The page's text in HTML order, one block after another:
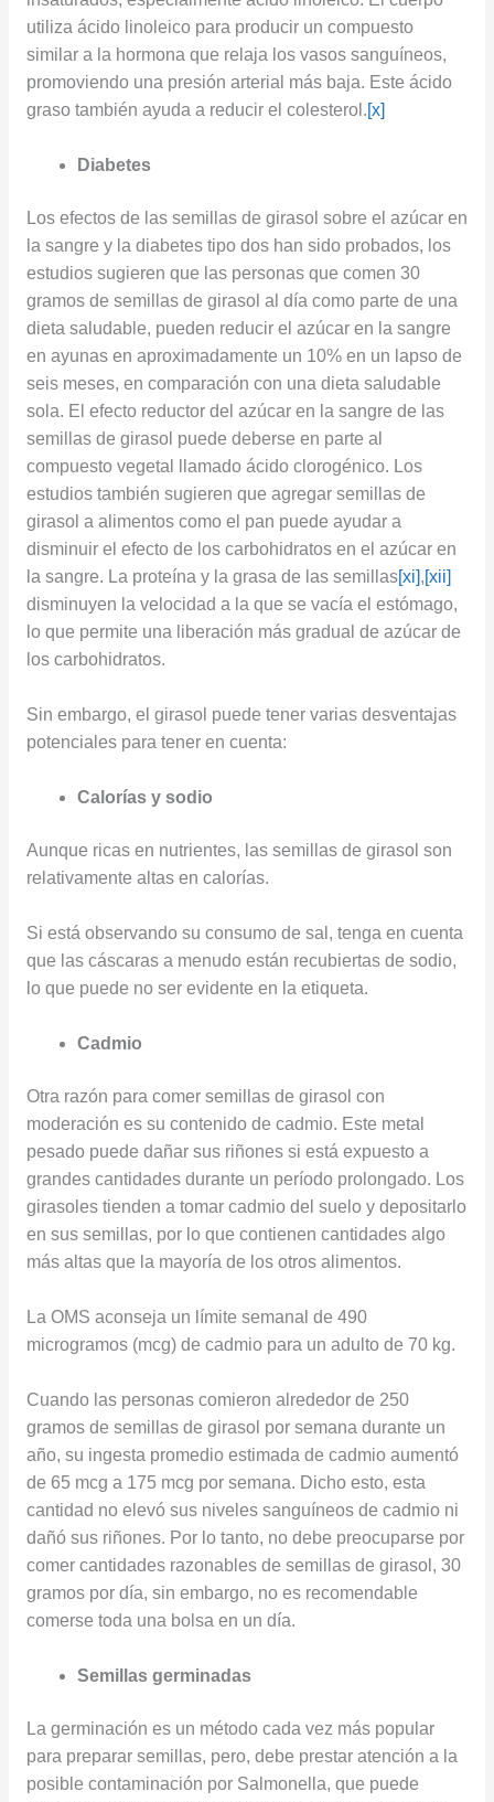
utiliza ácido linoleico para producir un compuesto
similar a la hormona que relaja los vasos sanguíneos,
promoviendo una presión arterial más baja. Este ácido
graso también ayuda a reducir el colesterol.[x]
Diabetes
Los efectos de las semillas de girasol sobre el azúcar en
la sangre y la diabetes tipo dos han sido probados, los
estudios sugieren que las personas que comen 30
gramos de semillas de girasol al día como parte de una
dieta saludable, pueden reducir el azúcar en la sangre
en ayunas en aproximadamente un 10% en un lapso de
seis meses, en comparación con una dieta saludable
sola. El efecto reductor del azúcar en la sangre de las
semillas de girasol puede deberse en parte al
compuesto vegetal llamado ácido clorogénico. Los
estudios también sugieren que agregar semillas de
girasol a alimentos como el pan puede ayudar a
disminuir el efecto de los carbohidratos en el azúcar en
la sangre. La proteína y la grasa de las semillas[xi] , [xii]
disminuyen la velocidad a la que se vacía el estómago,
lo que permite una liberación más gradual de azúcar de
los carbohidratos.
Sin embargo, el girasol puede tener varias desventajas
potenciales para tener en cuenta:
Calorías y sodio
Aunque ricas en nutrientes, las semillas de girasol son
relativamente altas en calorías.
Si está observando su consumo de sal, tenga en cuenta
que las cáscaras a menudo están recubiertas de sodio,
lo que puede no ser evidente en la etiqueta.
Cadmio
Otra razón para comer semillas de girasol con
moderación es su contenido de cadmio. Este metal
pesado puede dañar sus riñones si está expuesto a
grandes cantidades durante un período prolongado. Los
girasoles tienden a tomar cadmio del suelo y depositarlo
en sus semillas, por lo que contienen cantidades algo
más altas que la mayoría de los otros alimentos.
La OMS aconseja un límite semanal de 490
microgramos (mcg) de cadmio para un adulto de 70 kg.
Cuando las personas comieron alrededor de 250
gramos de semillas de girasol por semana durante un
año, su ingesta promedio estimada de cadmio aumentó
de 65 mcg a 175 mcg por semana. Dicho esto, esta
cantidad no elevó sus niveles sanguíneos de cadmio ni
dañó sus riñones. Por lo tanto, no debe preocuparse por
comer cantidades razonables de semillas de girasol, 30
gramos por día, sin embargo, no es recomendable
comerse toda una bolsa en un día.
Semillas germinadas
La germinación es un método cada vez más popular
para preparar semillas, pero, debe prestar atención a la
posible contaminación por Salmonella, que puede